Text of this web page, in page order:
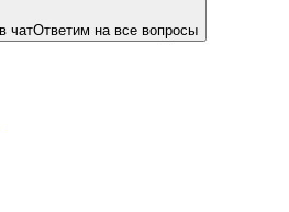
чатОтветим на все вопросы